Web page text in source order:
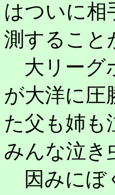
はついに相
測すること
大リーグ
が大洋に圧
た父も姉も
みんな泣き
因みにぼ